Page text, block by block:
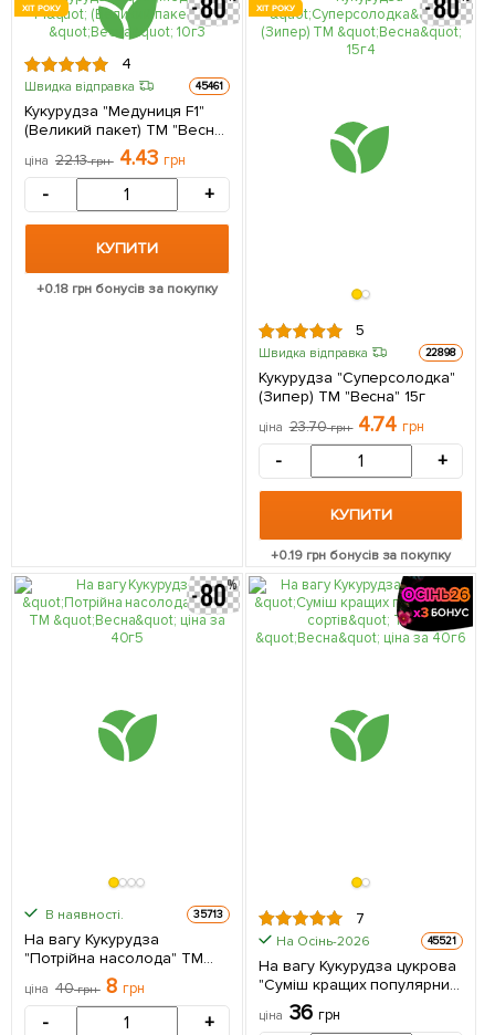
ХІТ РОКУ
4
Швидка відправка 45461
Кукурудза "Медуниця F1"
(Великий пакет) ТМ "Весна"
ціна 22.13грн 4.43 грн
- +
КУПИТИ
+0.18 грн бонусів за покупку
ХІТ РОКУ
5
Швидка відправка 22898
Кукурудза "Суперсолодка"
(Зипер) ТМ "Весна" 15г
ціна 23.70грн 4.74 грн
- +
КУПИТИ
+0.19грн бонусів за покупку
В наявності. 35713
На вагу Кукурудза
"Потрійна насолода" ТМ
"Весна" ціна за 40г
ціна 40грн 8 грн
- +
7
На Осінь-2026 45521
На вагу Кукурудза цукрова
"Суміш кращих популярних
сортів" ТМ "Весна" ціна за
40г
ціна 36 грн